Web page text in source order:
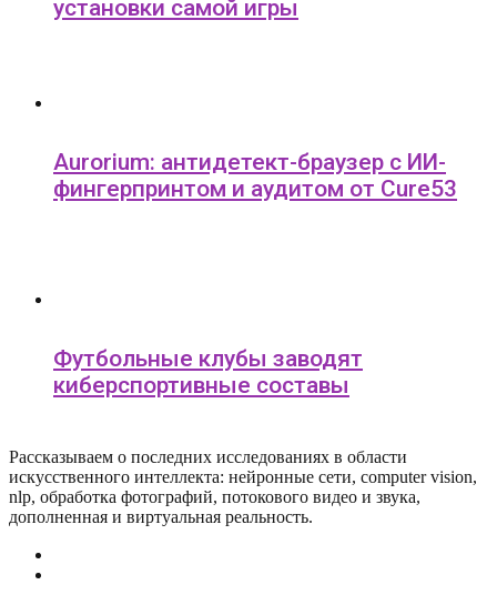
установки самой игры
Aurorium: антидетект-браузер с ИИ-
фингерпринтом и аудитом от Cure53
Футбольные клубы заводят
киберспортивные составы
Рассказываем о последних исследованиях в области
искусcтвенного интеллекта: нейронные сети, computer vision,
nlp, обработка фотографий, потокового видео и звука,
дополненная и виртуальная реальность.